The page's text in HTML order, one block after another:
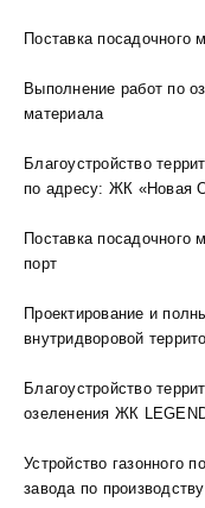
Поставка посадочного
Выполнение работ по
материала
Благоустройство
по адресу: ЖК «Новая
Поставка
порт
Проектирование и
внутридворовой
Благоустройство
озеленения ЖК
Устройство газонного
завода по